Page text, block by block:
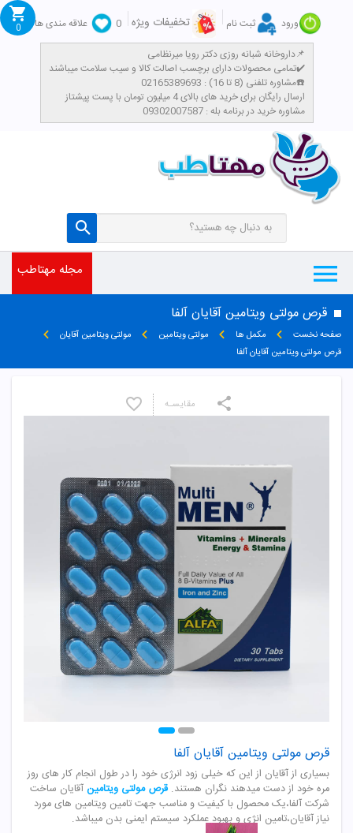
ورود ثبت نام تخفیفات ویژه 0
علاقه مندی ها
داروخانه شبانه روزی دکتر رویا میرنظامی📌
تمامی محصولات دارای برچسب اصالت کالا و سیب سلامت میباشند✔️
مشاوره تلفنی (8 تا 16) : 02165389693☎️
​ارسال رایگان برای خرید های بالای 4 میلیون تومان با پست پیشتاز
مشاوره خرید در برنامه بله : 09302007587
0
مجله مهتاطب
قرص مولتی ویتامین آقایان آلفا
صفحه نخست مکمل ها مولتی ویتامین
مولتی ویتامین آقایان
قرص مولتی ویتامین آقایان آلفا
قرص مولتی ویتامین آقایان آلفا
بسیاری از آقایان از این که خیلی زود انرژی خود را در طول انجام کار های روز
مره خود از دست میدهند نگران هستند. قرص مولتی ویتامینآقایان ساخت
شرکت آلفا،یک محصول با کیفیت و مناسب جهت تامین ویتامین های مورد
نیاز آقایان،تامین انژی و بهبود عملکرد سیستم ایمنی بدن میباشد.
مقایسـه